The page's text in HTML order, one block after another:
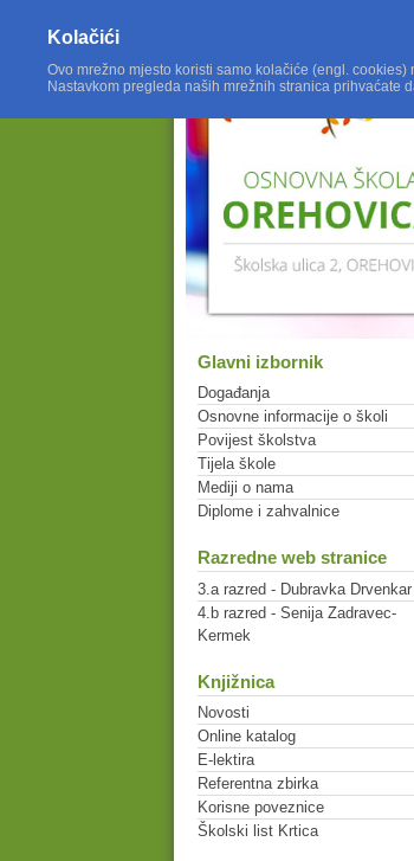
Glavni izbornik
Događanja
Osnovne informacije o školi
Povijest školstva
Tijela škole
Mediji o nama
Diplome i zahvalnice
Razredne web stranice
3.a razred - Dubravka Drvenkar
4.b razred - Senija Zadravec-
Kermek
Knjižnica
Novosti
Online katalog
E-lektira
Referentna zbirka
Korisne poveznice
Školski list Krtica
Kolačići
Ovo mrežno mjesto koristi samo kolačiće (engl.
Nastavkom pregleda naših mrežnih stranica prihvaćate